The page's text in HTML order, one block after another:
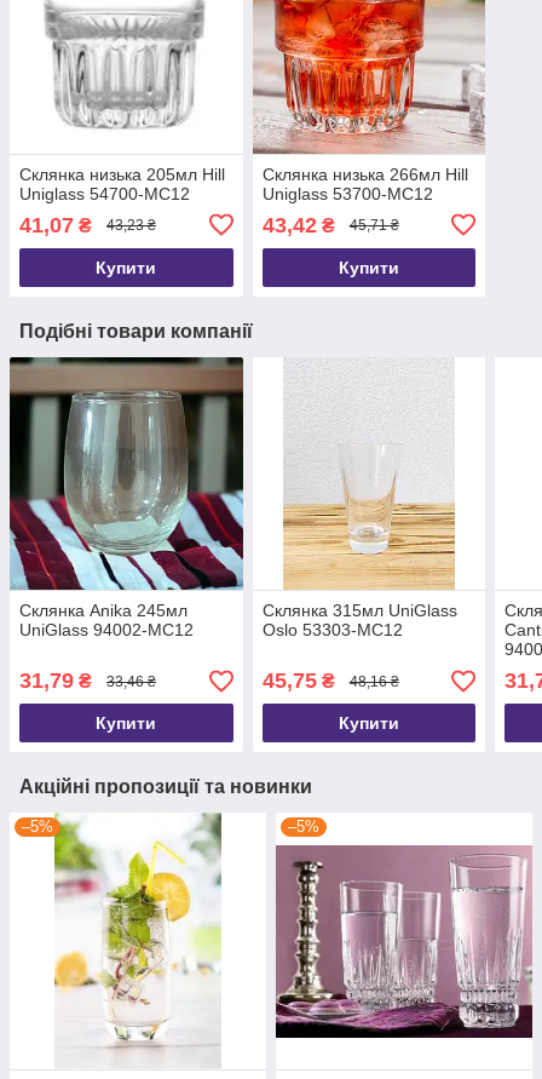
Склянка низька 205мл Hill
Uniglass 54700-MC12
41,07 ₴ 43,23 ₴
Купити
Склянка низька 266мл Hill
Uniglass 53700-MC12
43,42₴ 45,71 ₴
Купити
Подібні товари компанії
Склянка Anika 245мл
UniGlass 94002-MC12
31,79 ₴ 33,46 ₴
Купити
Склянка 315мл UniGlass
Oslo 53303-MC12
45,75₴ 48,16 ₴
Купити
Акційні пропозиції та новинки
–5% –5%